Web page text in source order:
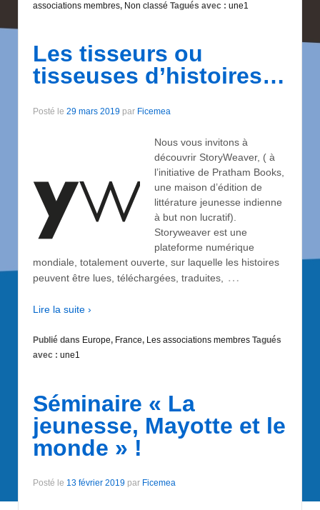
associations membres, Non classé Tagués avec : une1
Les tisseurs ou
tisseuses d’histoires…
Posté le 29 mars 2019 par Ficemea
Nous vous invitons à
découvrir StoryWeaver, ( à
l’initiative de Pratham Books,
une maison d’édition de
littérature jeunesse indienne
à but non lucratif).
Storyweaver est une
plateforme numérique
mondiale, totalement ouverte, sur laquelle les histoires
peuvent être lues, téléchargées, traduites,
…
Lire la suite ›
Publié dans Europe, France, Les associations membres Tagués
avec : une1
Séminaire « La
jeunesse, Mayotte et le
monde » !
Posté le 13 février 2019 par Ficemea